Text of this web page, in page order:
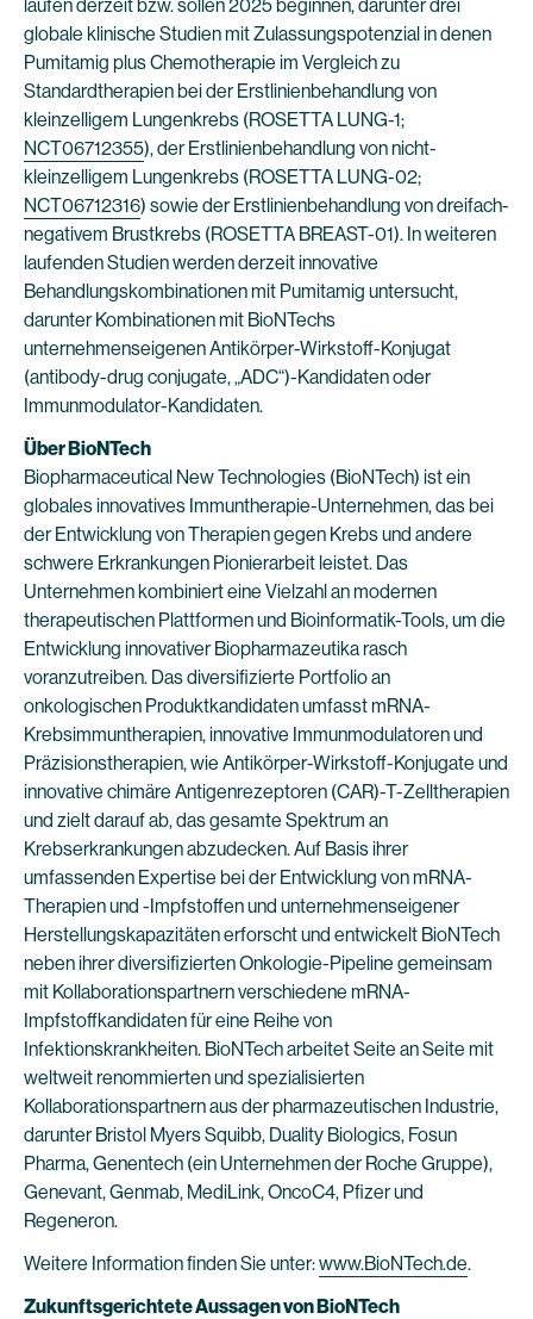
laufen derzeit bzw. sollen 2025 beginnen, darunter drei
globale klinische Studien mit Zulassungspotenzial in denen
Pumitamig plus Chemotherapie im Vergleich zu
Standardtherapien bei der Erstlinienbehandlung von
kleinzelligem Lungenkrebs (ROSETTA LUNG-1;
NCT06712355), der Erstlinienbehandlung von nicht-
kleinzelligem Lungenkrebs (ROSETTA LUNG-02;
NCT06712316) sowie der Erstlinienbehandlung von dreifach-
negativem Brustkrebs (ROSETTA BREAST-01). In weiteren
laufenden Studien werden derzeit innovative
Behandlungskombinationen mit Pumitamig untersucht,
darunter Kombinationen mit BioNTechs
unternehmenseigenen Antikörper-Wirkstoff-Konjugat
(antibody-drug conjugate, „ADC“)-Kandidaten oder
Immunmodulator-Kandidaten.
Über BioNTech
Biopharmaceutical New Technologies (BioNTech) ist ein
globales innovatives Immuntherapie-Unternehmen, das bei
der Entwicklung von Therapien gegen Krebs und andere
schwere Erkrankungen Pionierarbeit leistet. Das
Unternehmen kombiniert eine Vielzahl an modernen
therapeutischen Plattformen und Bioinformatik-Tools, um die
Entwicklung innovativer Biopharmazeutika rasch
voranzutreiben. Das diversifizierte Portfolio an
onkologischen Produktkandidaten umfasst mRNA-
Krebsimmuntherapien, innovative Immunmodulatoren und
Präzisionstherapien, wie Antikörper-Wirkstoff-Konjugate und
innovative chimäre Antigenrezeptoren (CAR)-T-Zelltherapien
und zielt darauf ab, das gesamte Spektrum an
Krebserkrankungen abzudecken. Auf Basis ihrer
umfassenden Expertise bei der Entwicklung von mRNA-
Therapien und -Impfstoffen und unternehmenseigener
Herstellungskapazitäten erforscht und entwickelt BioNTech
neben ihrer diversifizierten Onkologie-Pipeline gemeinsam
mit Kollaborationspartnern verschiedene mRNA-
Impfstoffkandidaten für eine Reihe von
Infektionskrankheiten. BioNTech arbeitet Seite an Seite mit
weltweit renommierten und spezialisierten
Kollaborationspartnern aus der pharmazeutischen Industrie,
darunter Bristol Myers Squibb, Duality Biologics, Fosun
Pharma, Genentech (ein Unternehmen der Roche Gruppe),
Genevant, Genmab, MediLink, OncoC4, Pfizer und
Regeneron.
Weitere Information finden Sie unter:www.BioNTech.de.
Zukunftsgerichtete Aussagen von BioNTech